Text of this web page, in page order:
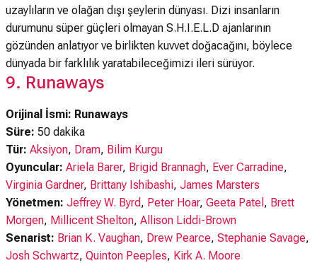
uzaylıların ve olağan dışı şeylerin dünyası. Dizi insanların
durumunu süper güçleri olmayan S.H.I.E.L.D ajanlarının
gözünden anlatıyor ve birlikten kuvvet doğacağını, böylece
dünyada bir farklılık yaratabileceğimizi ileri sürüyor.
9. Runaways
Orijinal İsmi: Runaways
Süre: 50 dakika
Tür: Aksiyon, Dram, Bilim Kurgu
Oyuncular: Ariela Barer, Brigid Brannagh, Ever Carradine,
Virginia Gardner, Brittany Ishibashi, James Marsters
Yönetmen: Jeffrey W. Byrd, Peter Hoar, Geeta Patel , Brett
Morgen, Millicent Shelton, Allison Liddi-Brown
Senarist: Brian K. Vaughan, Drew Pearce, Stephanie Savage,
Josh Schwartz, Quinton Peeples, Kirk A. Moore